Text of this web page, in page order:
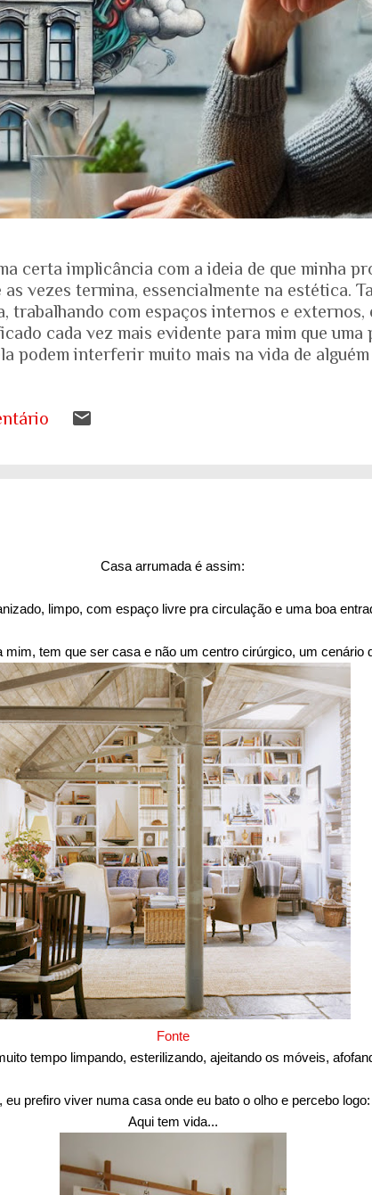
certa implicância com a ideia de que minha
as vezes termina, essencialmente na estética.
trabalhando com espaços internos e externos,
cada vez mais evidente para mim que uma
podem interferir muito mais na vida de
desenhar nos livros de geografia já não
Casa arrumada é assim:
limpo, com espaço livre pra circulação e uma boa
mim, tem que ser casa e não um centro cirúrgico, um cenário
Fonte
tempo limpando, esterilizando, ajeitando os móveis,
eu prefiro viver numa casa onde eu bato o olho e percebo logo:
Aqui tem vida...